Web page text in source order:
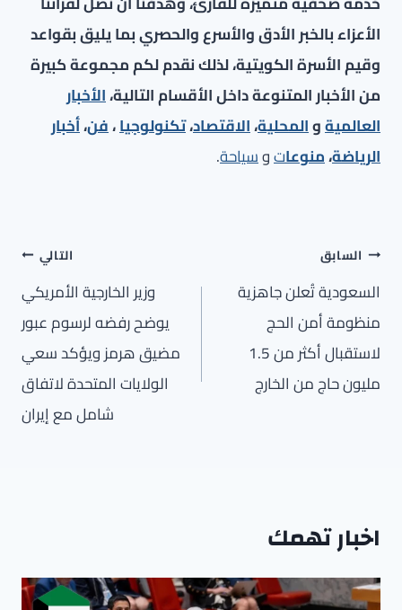
الأعزاء بالخبر الأدق والأسرع والحصري بما يليق بقواعد
وقيم الأسرة الكويتية، لذلك نقدم لكم مجموعة كبيرة
من الأخبار المتنوعة داخل الأقسام التالية،الأخبار
العالميةوالمحلية،الاقتصاد،تكنولوجيا،فن،أخبار
الرياضة،منوعاتوسياحة.
تصفّح
المقالات
السابق
السعودية تُعلن جاهزية
منظومة أمن الحج
لاستقبال أكثر من 1.5
مليون حاج من الخارج
التالي
وزير الخارجية الأمريكي
يوضح رفضه لرسوم عبور
مضيق هرمز ويؤكد سعي
الولايات المتحدة لاتفاق
شامل مع إيران
اخبار تهمك